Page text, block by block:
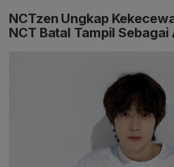
NCTzen Ungkap
NCT Batal Tampil